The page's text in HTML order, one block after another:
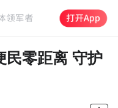
民零距离 守护